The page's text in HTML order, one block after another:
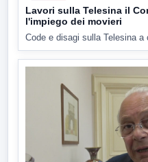
Lavori sulla Telesina il
l'impiego dei movieri
Code e disagi sulla Telesina